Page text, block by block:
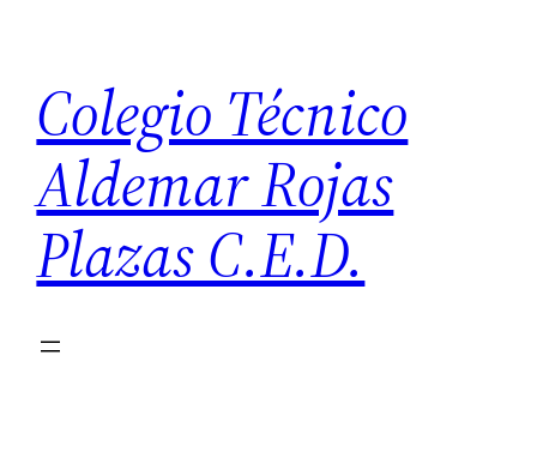
contenido
Colegio Técnico
Aldemar Rojas
Plazas C.E.D.